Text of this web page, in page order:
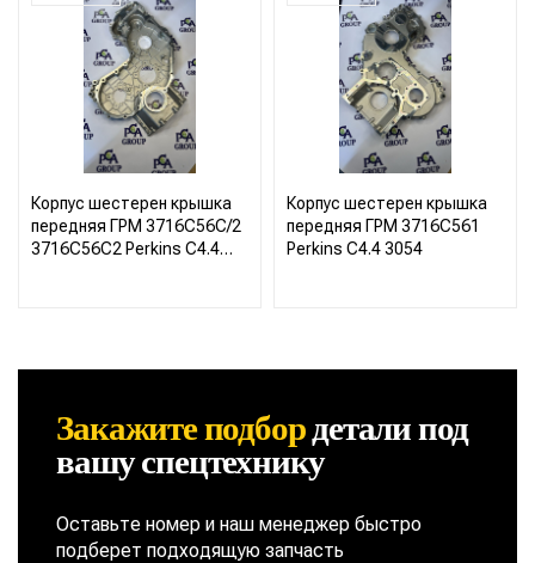
Корпус шестерен крышка
передняя ГРМ 3716C56C/2
3716C56C2 Perkins C4.4
Корпус шестерен крышка
передняя ГРМ 3716C561
Perkins C4.4 3054
Закажите подбордеталипод
вашу спецтехнику
Оставьте номер и наш менеджер быстро
подберет подходящую запчасть